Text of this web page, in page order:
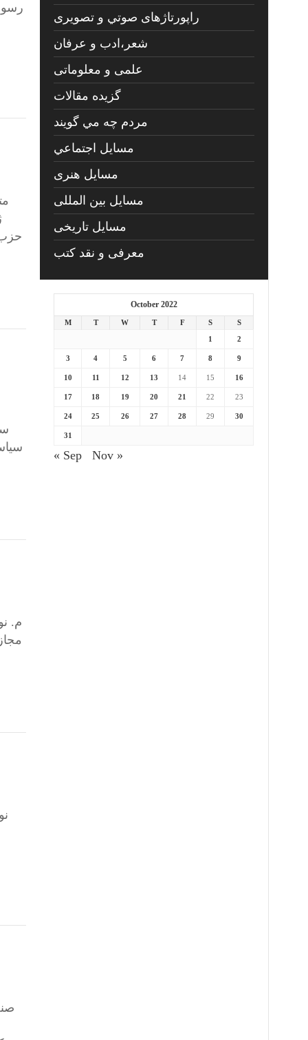
راپورتاژهای صوتي و تصويری
شعر،ادب و عرفان
علمی و معلوماتی
گزیده مقالات
مردم چه مي گويند
مسايل اجتماعي
مسايل هنری
مسایل بین المللی
مسایل تاریخی
معرفی و نقد کتب
October 2022
M T W T F S
S
1
2
3 4 5 6 7 8 9
10 11 12 13 14 15 16
17 18 19 20 21 22 23
24 25 26 27 28 29 30
31
« Sep Nov »